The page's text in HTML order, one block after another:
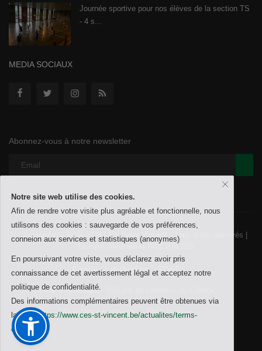
Journée sportive pour nos élèves de la section TS
- 4 s...
MEDIA SOCIAUX
Abonnez-vous à notre newsletter
Copyright © 1999-2026 CES Saint-Vincent - Tous droits réservés |
Conditions d'utilisation RGPD
Livre anniversaire - 150 ans de fondation du Collège
Assistance technique Notre histoire
Notre site web utilise des cookies.
Afin de rendre votre visite plus agréable et fonctionnelle, nous
utilisons des cookies : sauvegarde de vos préférences,
conneion aux services et statistiques (anonymes)
En poursuivant votre viste, vous déclarez avoir pris
connaissance de cet avertissement légal et acceptez notre
politique de confidentialité.
Des informations complémentaires peuvent être obtenues via
la pagehttps://www.ces-st-vincent.be/actualites/terms-
conditions